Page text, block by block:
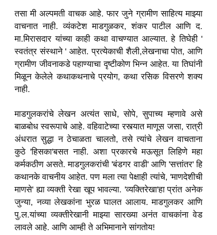
तसा मी अल्पमती वाचक आहे. फार जुने ग्रामीण साहित्य माझ्या
वाचनात नाही. व्यंकटेश माडगुळकर, शंकर पाटील आणि द.
मा.मिरासदार यांच्या काही कथा वाचण्यात आल्यात. हे तिघेही '
स्वतंत्र संस्थाने ' आहेत. प्रत्येकाची शैली,लेखनाचा पोत, आणि
ग्रामीण जीवनाकडे पहाण्याचा दृष्टीकोण भिन्न आहेत. या तिघांनी
मिळून केलेले कथाकथनाचे प्रयोग, कथा रसिक विसरणे शक्य
नाही.
माडगुलकरांचे लेखन अत्यंत साधे, सोपे, सुपाच्य म्हणावे असे
बाळबोध स्वरूपाचे आहे. वहिवाटेच्या रस्त्यात माणूस जसा, रात्री
अंधरात सुद्धा न ठेचाळता चालतो, तसे त्यांचे लेखन वाचताना
कुठे 'हिसका'बसत नाही. अशा प्रकारचे मऊसूत लिहिणे महा
कर्मकठीण असते. माडगुलकरांची 'बंडगर वाडी' आणि 'सत्तांतर' हि
कथानके वाचनीय आहेत. पण मला त्या पेक्षाही त्यांचे, 'माणदेशीची
माणसे' ह्या व्यक्ती रेखा खूप भावल्या. 'व्यक्तिरेखा'हा प्रांत अनेक
जुन्या, नव्या लेखकांना भुरळ घालत आलाय. माडगुलकर आणि
पु.ल.यांच्या व्यक्तीरेखानी माझ्या सारख्या अनंत वाचकांना वेड
लावले आहे. आणि आम्ही ते अभिमानाने सांगतोय!